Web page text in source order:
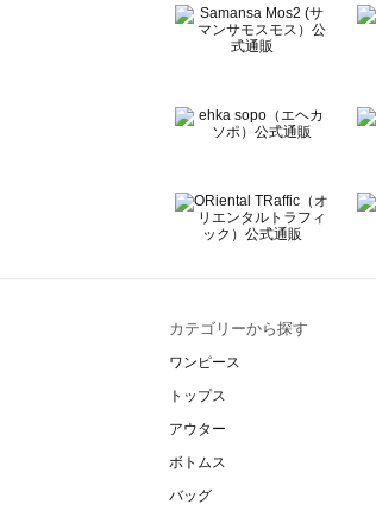
BETTY'S BLUE（べティーズブル
Wpc.（ワールドパーティー）の
カテゴリーから探す
ワンピース
トップス
アウター
ボトムス
バッグ